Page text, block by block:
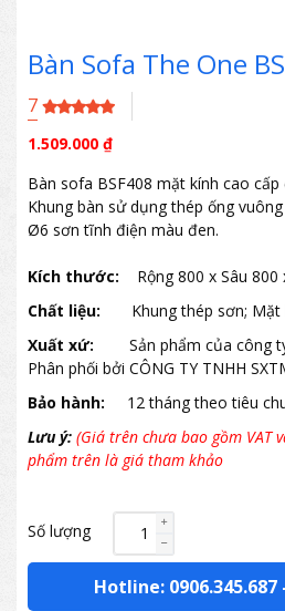
Bàn Sofa The One
7
1.509.000 ₫
Bàn sofa BSF408 mặt kính cao
Khung bàn sử dụng thép ống
Ø6 sơn tĩnh điện màu đen.
Kích thước: Rộng 800 x Sâu 800
Chất liệu:
Khung thép sơn; Mặt
Xuất xứ:
Sản phẩm của công ty
Phân phối bởi CÔNG TY TNHH
Bảo hành:
12 tháng theo tiêu
Lưu ý: (Giá trên chưa bao gồm VAT
phẩm trên là giá tham khảo
Số lượng
Hotline: 0906.345.687